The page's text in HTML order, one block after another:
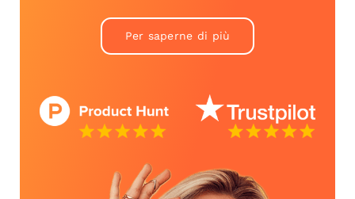
Per saperne di più